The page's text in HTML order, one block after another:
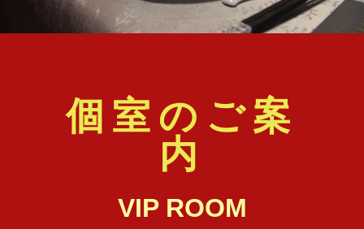
個室のご案
内
VIP ROOM